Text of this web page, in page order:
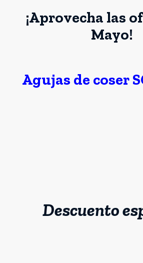
¡Aprovecha las
Mayo!
Agujas de coser
Descuento